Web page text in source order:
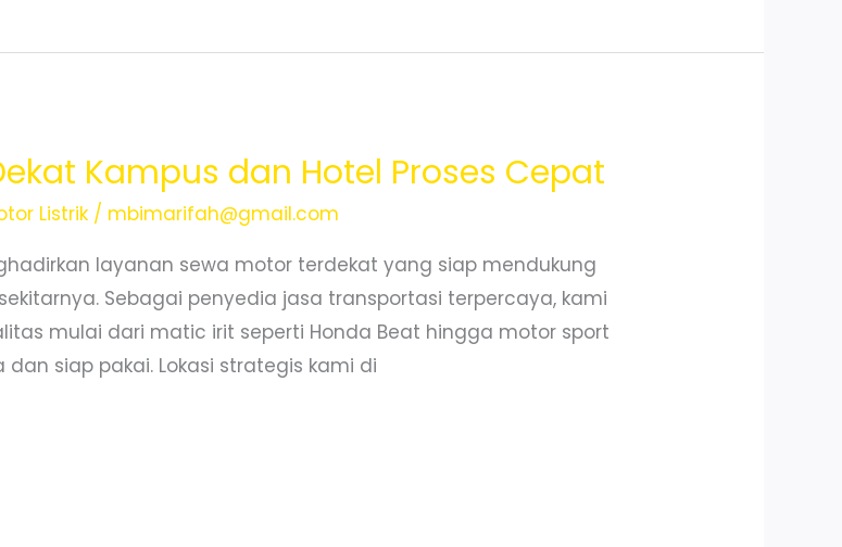
Kampus dan Hotel Proses Cepat
Listrik / mbimarifah@gmail.com
layanan sewa motor terdekat yang siap mendukung
Sebagai penyedia jasa transportasi terpercaya, kami
mulai dari matic irit seperti Honda Beat hingga motor sport
siap pakai. Lokasi strategis kami di